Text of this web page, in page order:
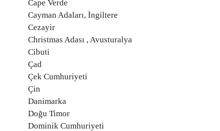
Cape Verde
Cayman Adaları, İngiltere
Cezayir
Christmas Adası , Avusturalya
Cibuti
Çad
Çek Cumhuriyeti
Çin
Danimarka
Doğu Timor
Dominik Cumhuriyeti